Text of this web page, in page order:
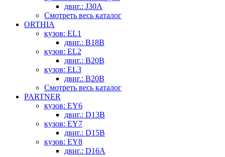
двиг.: J30A
Смотреть весь каталог
ORTHIA
кузов: EL1
двиг.: B18B
кузов: EL2
двиг.: B20B
кузов: EL3
двиг.: B20B
Смотреть весь каталог
PARTNER
кузов: EY6
двиг.: D13B
кузов: EY7
двиг.: D15B
кузов: EY8
двиг.: D16A